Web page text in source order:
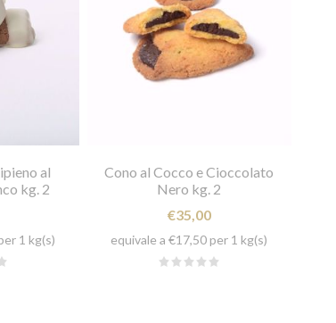
al
kg. 2
1 kg(s)
Cono al Cocco e Cioccolato
Nero kg. 2
€35,00
equivale a €17,50 per 1 kg(s)